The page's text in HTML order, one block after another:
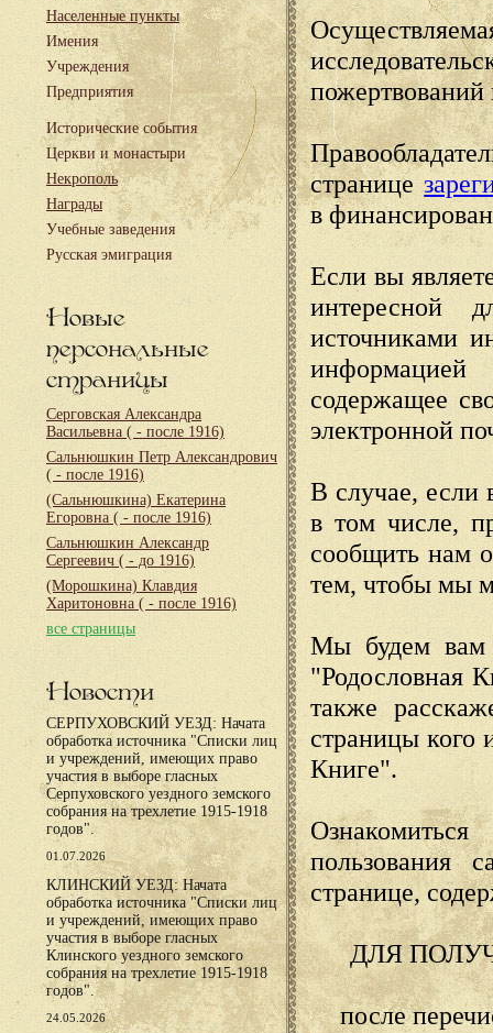
Населенные пункты
Имения
Учреждения
Предприятия
Исторические события
Церкви и монастыри
Некрополь
Награды
Учебные заведения
Русская эмиграция
Новые
персональные
страницы
Серговская Александра
Васильевна ( - после 1916)
Сальнюшкин Петр Александрович
( - после 1916)
(Сальнюшкина) Екатерина
Егоровна ( - после 1916)
Сальнюшкин Александр
Сергеевич ( - до 1916)
(Морошкина) Клавдия
Харитоновна ( - после 1916)
все страницы
Новости
СЕРПУХОВСКИЙ УЕЗД: Начата
обработка источника "Списки лиц
и учреждений, имеющих право
участия в выборе гласных
Серпуховского уездного земского
собрания на трехлетие 1915-1918
годов".
01.07.2026
КЛИНСКИЙ УЕЗД: Начата
обработка источника "Списки лиц
и учреждений, имеющих право
участия в выборе гласных
Клинского уездного земского
собрания на трехлетие 1915-1918
годов".
24.05.2026
пожертвований
странице
в
Если вы
интересной
источниками
содержащее
электронной
В случае, если
в том числе,
сообщить нам
тем, чтобы мы
Мы будем вам
"Родословная
также
страницы кого
Книге".
пользования
странице,
ДЛЯ
после